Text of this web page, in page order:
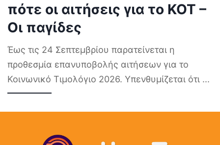
πότε οι αιτήσεις για το ΚΟΤ –
Οι παγίδες
Έως τις 24 Σεπτεμβρίου παρατείνεται η
προθεσμία επανυποβολής αιτήσεων για το
Κοινωνικό Τιμολόγιο 2026. Υπενθυμίζεται ότι ...